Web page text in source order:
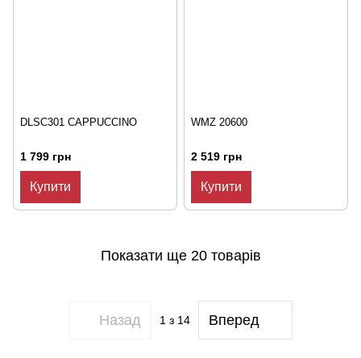
DLSC301 CAPPUCCINO
1 799 грн
Купити
WMZ 20600
2 519 грн
Купити
Показати ще 20 товарів
Назад 1з 14 Вперед